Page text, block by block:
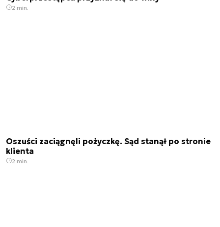
2 min.
Oszuści zaciągnęli pożyczkę. Sąd stanął po stronie
klienta
2 min.